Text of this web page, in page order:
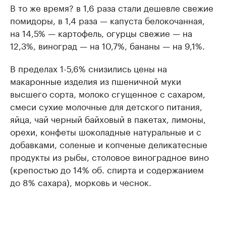
В то же время? в 1,6 раза стали дешевле свежие
помидоры, в 1,4 раза — капуста белокочанная,
на 14,5% — картофель, огурцы свежие — на
12,3%, виноград — на 10,7%, бананы — на 9,1%.
В пределах 1-5,6% снизились цены на
макаронные изделия из пшеничной муки
высшего сорта, молоко сгущенное с сахаром,
смеси сухие молочные для детского питания,
яйца, чай черный байховый в пакетах, лимоны,
орехи, конфеты шоколадные натуральные и с
добавками, соленые и копченые деликатесные
продукты из рыбы, столовое виноградное вино
(крепостью до 14% об. спирта и содержанием
до 8% сахара), морковь и чеснок.